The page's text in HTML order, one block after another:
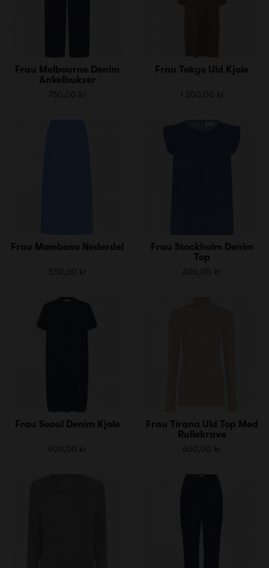
Frau Melbourne Denim
Ankelbukser
750,00 kr
Frau Tokyo Uld Kjole
1 200,00 kr
Frau Mombasa Nederdel
550,00 kr
Frau Stockholm Denim
Top
600,00 kr
Frau Seoul Denim Kjole
900,00 kr
Frau Tirana Uld Top Med
Rullekrave
600,00 kr